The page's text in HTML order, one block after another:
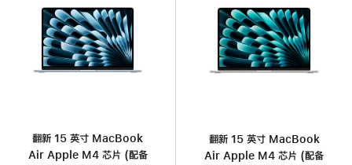
翻新 15 英寸 MacBook
Air Apple M4 芯片 (配备
翻新 15 英寸 MacBook
Air Apple M4 芯片 (配备